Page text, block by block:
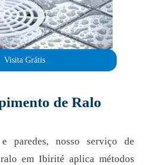
Visita Grátis
de Ralo
paredes, nosso serviço de
em Ibirité aplica métodos